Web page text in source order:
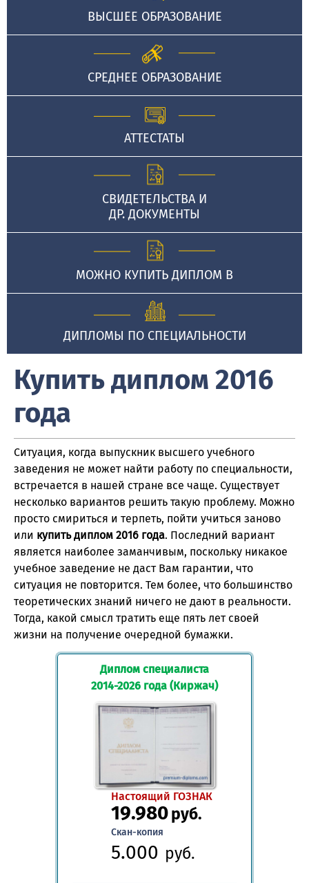
ВЫСШЕЕ ОБРАЗОВАНИЕ
СРЕДНЕЕ ОБРАЗОВАНИЕ
АТТЕСТАТЫ
СВИДЕТЕЛЬСТВА И
ДР. ДОКУМЕНТЫ
МОЖНО КУПИТЬ ДИПЛОМ В
ДИПЛОМЫ ПО СПЕЦИАЛЬНОСТИ
Купить диплом 2016
года
Ситуация, когда выпускник высшего учебного
заведения не может найти работу по специальности,
встречается в нашей стране все чаще. Существует
несколько вариантов решить такую проблему. Можно
просто смириться и терпеть, пойти учиться заново
или купить диплом 2016 года. Последний вариант
является наиболее заманчивым, поскольку никакое
учебное заведение не даст Вам гарантии, что
ситуация не повторится. Тем более, что большинство
теоретических знаний ничего не дают в реальности.
Тогда, какой смысл тратить еще пять лет своей
жизни на получение очередной бумажки.
Диплом специалиста
2014-2026 года (Киржач)
Настоящий ГОЗНАК
19.980руб.
Скан-копия
5.000 руб.